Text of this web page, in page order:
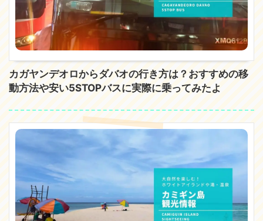
カガヤンデオロからダバオの行き方は？おすすめの移
動方法や安い5STOPバスに実際に乗ってみたよ